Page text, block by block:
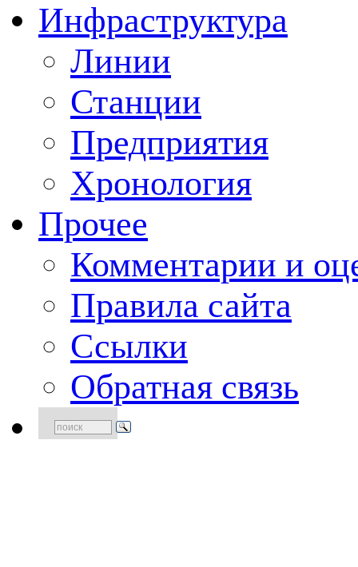
Инфраструктура
Линии
Станции
Предприятия
Хронология
Прочее
Комментарии и
Правила сайта
Ссылки
Обратная связь